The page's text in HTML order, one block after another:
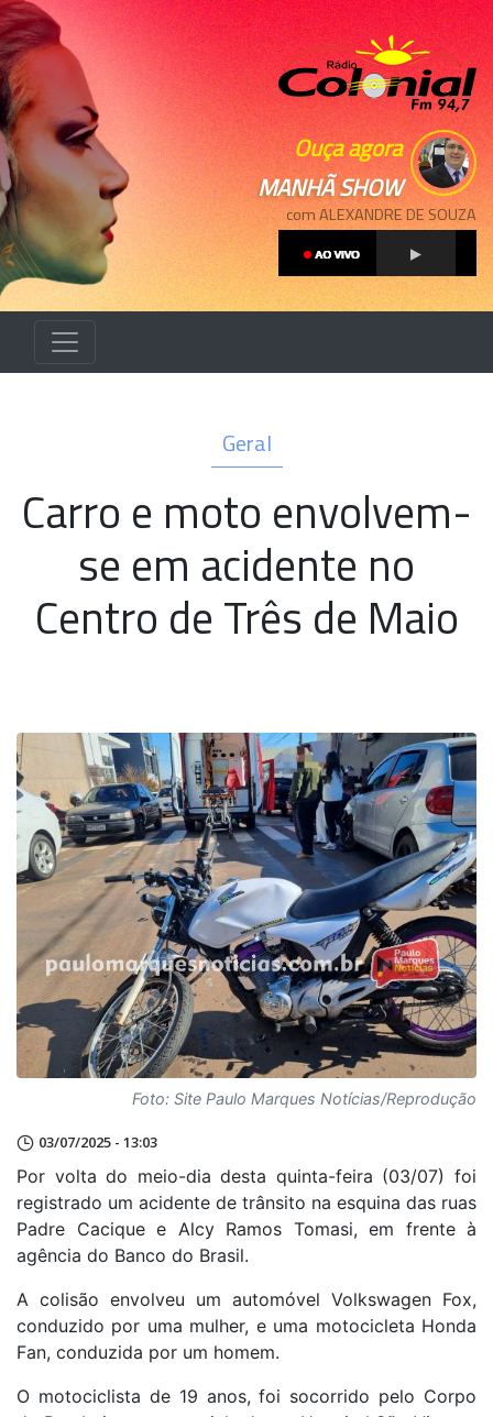
Ouça agora
MANHÃ SHOW
com ALEXANDRE DE SOUZA
Geral
Carro e moto envolvem-
se em acidente no
Centro de Três de Maio
Foto: Site Paulo Marques Notícias/Reprodução
03/07/2025 - 13:03
Por volta do meio-dia desta quinta-feira (03/07) foi
registrado um acidente de trânsito na esquina das ruas
Padre Cacique e Alcy Ramos Tomasi, em frente à
agência do Banco do Brasil.
A colisão envolveu um automóvel Volkswagen Fox,
conduzido por uma mulher, e uma motocicleta Honda
Fan, conduzida por um homem.
O motociclista de 19 anos, foi socorrido pelo Corpo